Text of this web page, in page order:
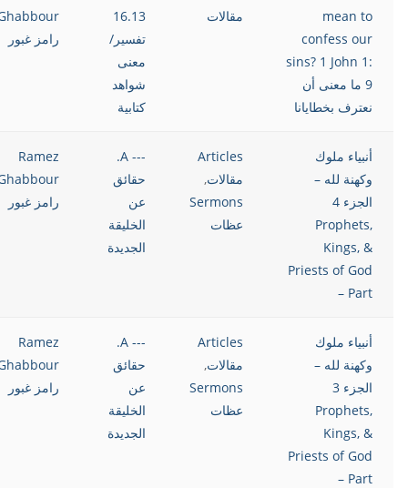
mean to
confess our
sins? 1 John 1:
9 ما معنى أن
نعترف بخطايانا
مقالات
16.13
تفسير/
معنى
شواهد
كتابية
رامز غبور
أنبياء ملوك
وكهنة لله –
الجزء 4
Prophets,
Kings, &
Priests of God
– Part
Articles
مقالات,
Sermons
عظات
--- A.
حقائق
عن
الخليقة
الجديدة
Ramez
رامز غبور
أنبياء ملوك
وكهنة لله –
الجزء 3
Prophets,
Kings, &
Priests of God
– Part
Articles
مقالات,
Sermons
عظات
--- A.
حقائق
عن
الخليقة
الجديدة
Ramez
رامز غبور